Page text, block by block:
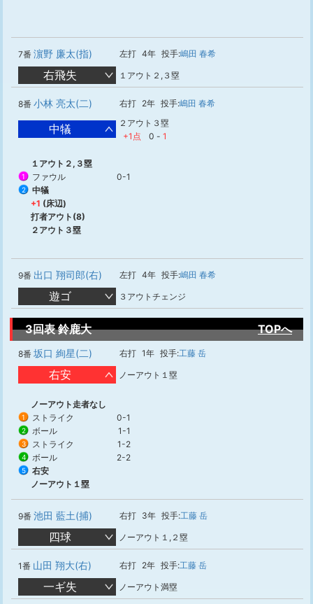
7番 濵野 廉太(指) 左打 4年 投手:嶋田 春希
右飛失 １アウト２,３塁
8番 小林 亮太(二) 右打 2年 投手:嶋田 春希
中犠
２アウト３塁
+1点
0 - 1
１アウト２,３塁
1 ファウル 0-1
2
中犠
+1 (床辺)
打者アウト(8)
２アウト３塁
9番 出口 翔司郎(右) 左打 4年 投手:嶋田 春希
遊ゴ ３アウトチェンジ
3回表 鈴鹿大 TOPへ
8番 坂口 絢星(二) 右打 1年 投手:工藤 岳
右安 ノーアウト１塁
ノーアウト走者なし
1 ストライク 0-1
2 ボール 1-1
3 ストライク 1-2
4 ボール 2-2
5
右安
ノーアウト１塁
9番 池田 藍土(捕) 右打 3年 投手:工藤 岳
四球 ノーアウト１,２塁
1番 山田 翔大(右) 右打 2年 投手:工藤 岳
一ギ失 ノーアウト満塁